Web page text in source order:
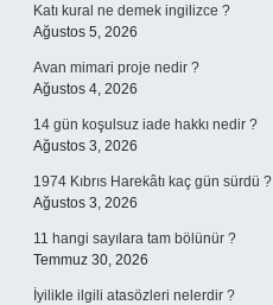
Katı kural ne demek ingilizce ?
Ağustos 5, 2026
Avan mimari proje nedir ?
Ağustos 4, 2026
14 gün koşulsuz iade hakkı nedir ?
Ağustos 3, 2026
1974 Kıbrıs Harekâtı kaç gün sürdü ?
Ağustos 3, 2026
11 hangi sayılara tam bölünür ?
Temmuz 30, 2026
İyilikle ilgili atasözleri nelerdir ?